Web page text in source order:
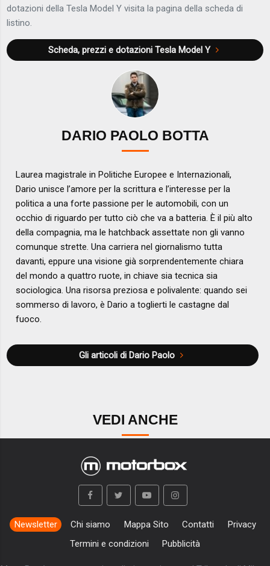
dotazioni della Tesla Model Y visita la pagina della scheda di
listino.
Scheda, prezzi e dotazioniTesla Model Y
DARIO PAOLO BOTTA
Laurea magistrale in Politiche Europee e Internazionali,
Dario unisce l’amore per la scrittura e l’interesse per la
politica a una forte passione per le automobili, con un
occhio di riguardo per tutto ciò che va a batteria. È il più alto
della compagnia, ma le hatchback assettate non gli vanno
comunque strette. Una carriera nel giornalismo tutta
davanti, eppure una visione già sorprendentemente chiara
del mondo a quattro ruote, in chiave sia tecnica sia
sociologica. Una risorsa preziosa e polivalente: quando sei
sommerso di lavoro, è Dario a toglierti le castagne dal
fuoco.
Gli articoli di Dario Paolo
VEDI ANCHE
Newsletter Chi siamo Mappa Sito Contatti
Privacy
Termini e condizioni
Pubblicità